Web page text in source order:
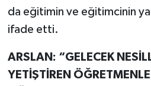
da eğitimin ve eğitimcinin
ifade etti.
ARSLAN: “GELECEK
YETİŞTİREN